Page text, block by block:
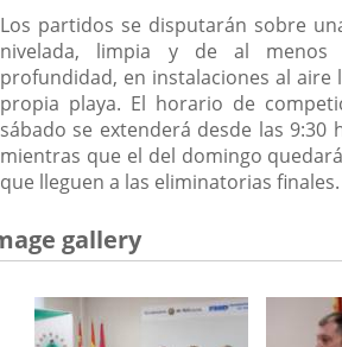
Los partidos se disputarán sobre
nivelada, limpia y de al menos
profundidad, en instalaciones al aire
propia playa. El horario de
sábado se extenderá desde las 9:30
mientras que el del domingo
que lleguen a las eliminatorias finales.
gallery